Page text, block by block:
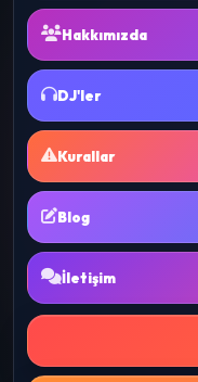
Hakkımızda
DJ'ler
Kurallar
Blog
İletişim